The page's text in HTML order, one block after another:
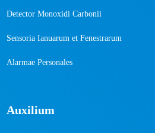
Detector Monoxidi Carbonii
Sensoria Ianuarum et Fenestrarum
Alarmae ​​Personales
Auxilium